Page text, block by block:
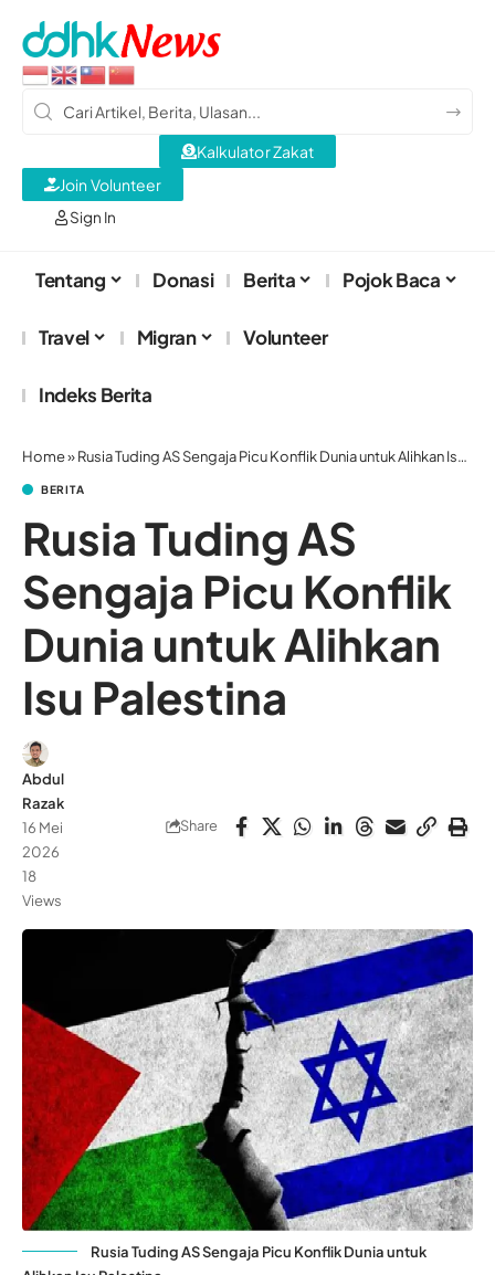
Sign In
Kalkulator Zakat
Join Volunteer
Tentang Donasi Berita Pojok Baca
Travel Migran Volunteer
Indeks Berita
Home»Rusia Tuding AS Sengaja Picu Konflik Dunia untuk Alihkan Isu Palestina
BERITA
Rusia Tuding AS
Sengaja Picu Konflik
Dunia untuk Alihkan
Isu Palestina
Abdul
Razak
16 Mei
2026
18
Views
Share
Rusia Tuding AS Sengaja Picu Konflik Dunia untuk